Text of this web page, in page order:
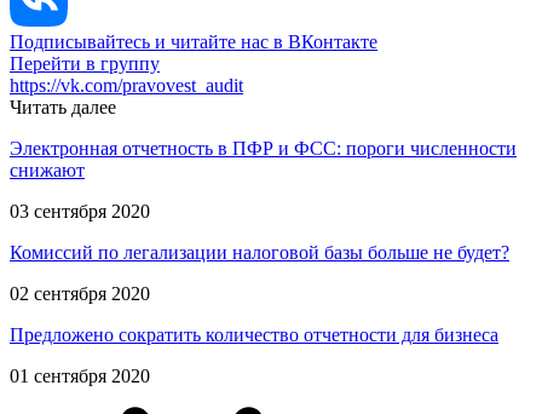
Подписывайтесь и читайте нас в ВКонтакте
Перейти в группу
https://vk.com/pravovest_audit
Читать далее
Электронная отчетность в ПФР и ФСС: пороги численности
снижают
03 сентября 2020
Комиссий по легализации налоговой базы больше не будет?
02 сентября 2020
Предложено сократить количество отчетности для бизнеса
01 сентября 2020